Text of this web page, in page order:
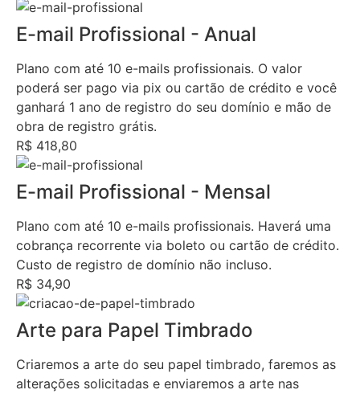
E-mail Profissional - Anual
Plano com até 10 e-mails profissionais. O valor
poderá ser pago via pix ou cartão de crédito e você
ganhará 1 ano de registro do seu domínio e mão de
obra de registro grátis.
R$ 418,80
E-mail Profissional - Mensal
Plano com até 10 e-mails profissionais. Haverá uma
cobrança recorrente via boleto ou cartão de crédito.
Custo de registro de domínio não incluso.
R$ 34,90
Arte para Papel Timbrado
Criaremos a arte do seu papel timbrado, faremos as
alterações solicitadas e enviaremos a arte nas